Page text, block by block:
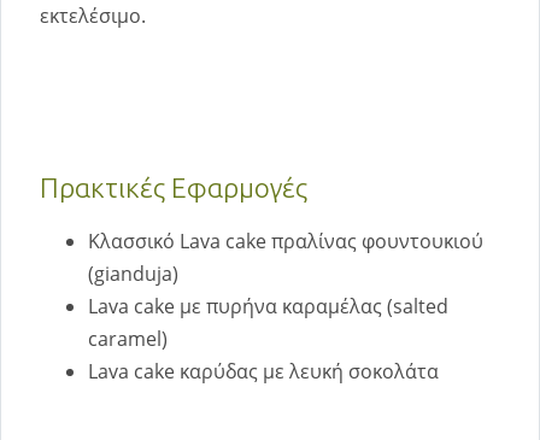
εκτελέσιμο.
Πρακτικές Εφαρμογές
Κλασσικό Lava cake πραλίνας φουντουκιού
(gianduja)
Lava cake με πυρήνα καραμέλας (salted
caramel)
Lava cake καρύδας με λευκή σοκολάτα